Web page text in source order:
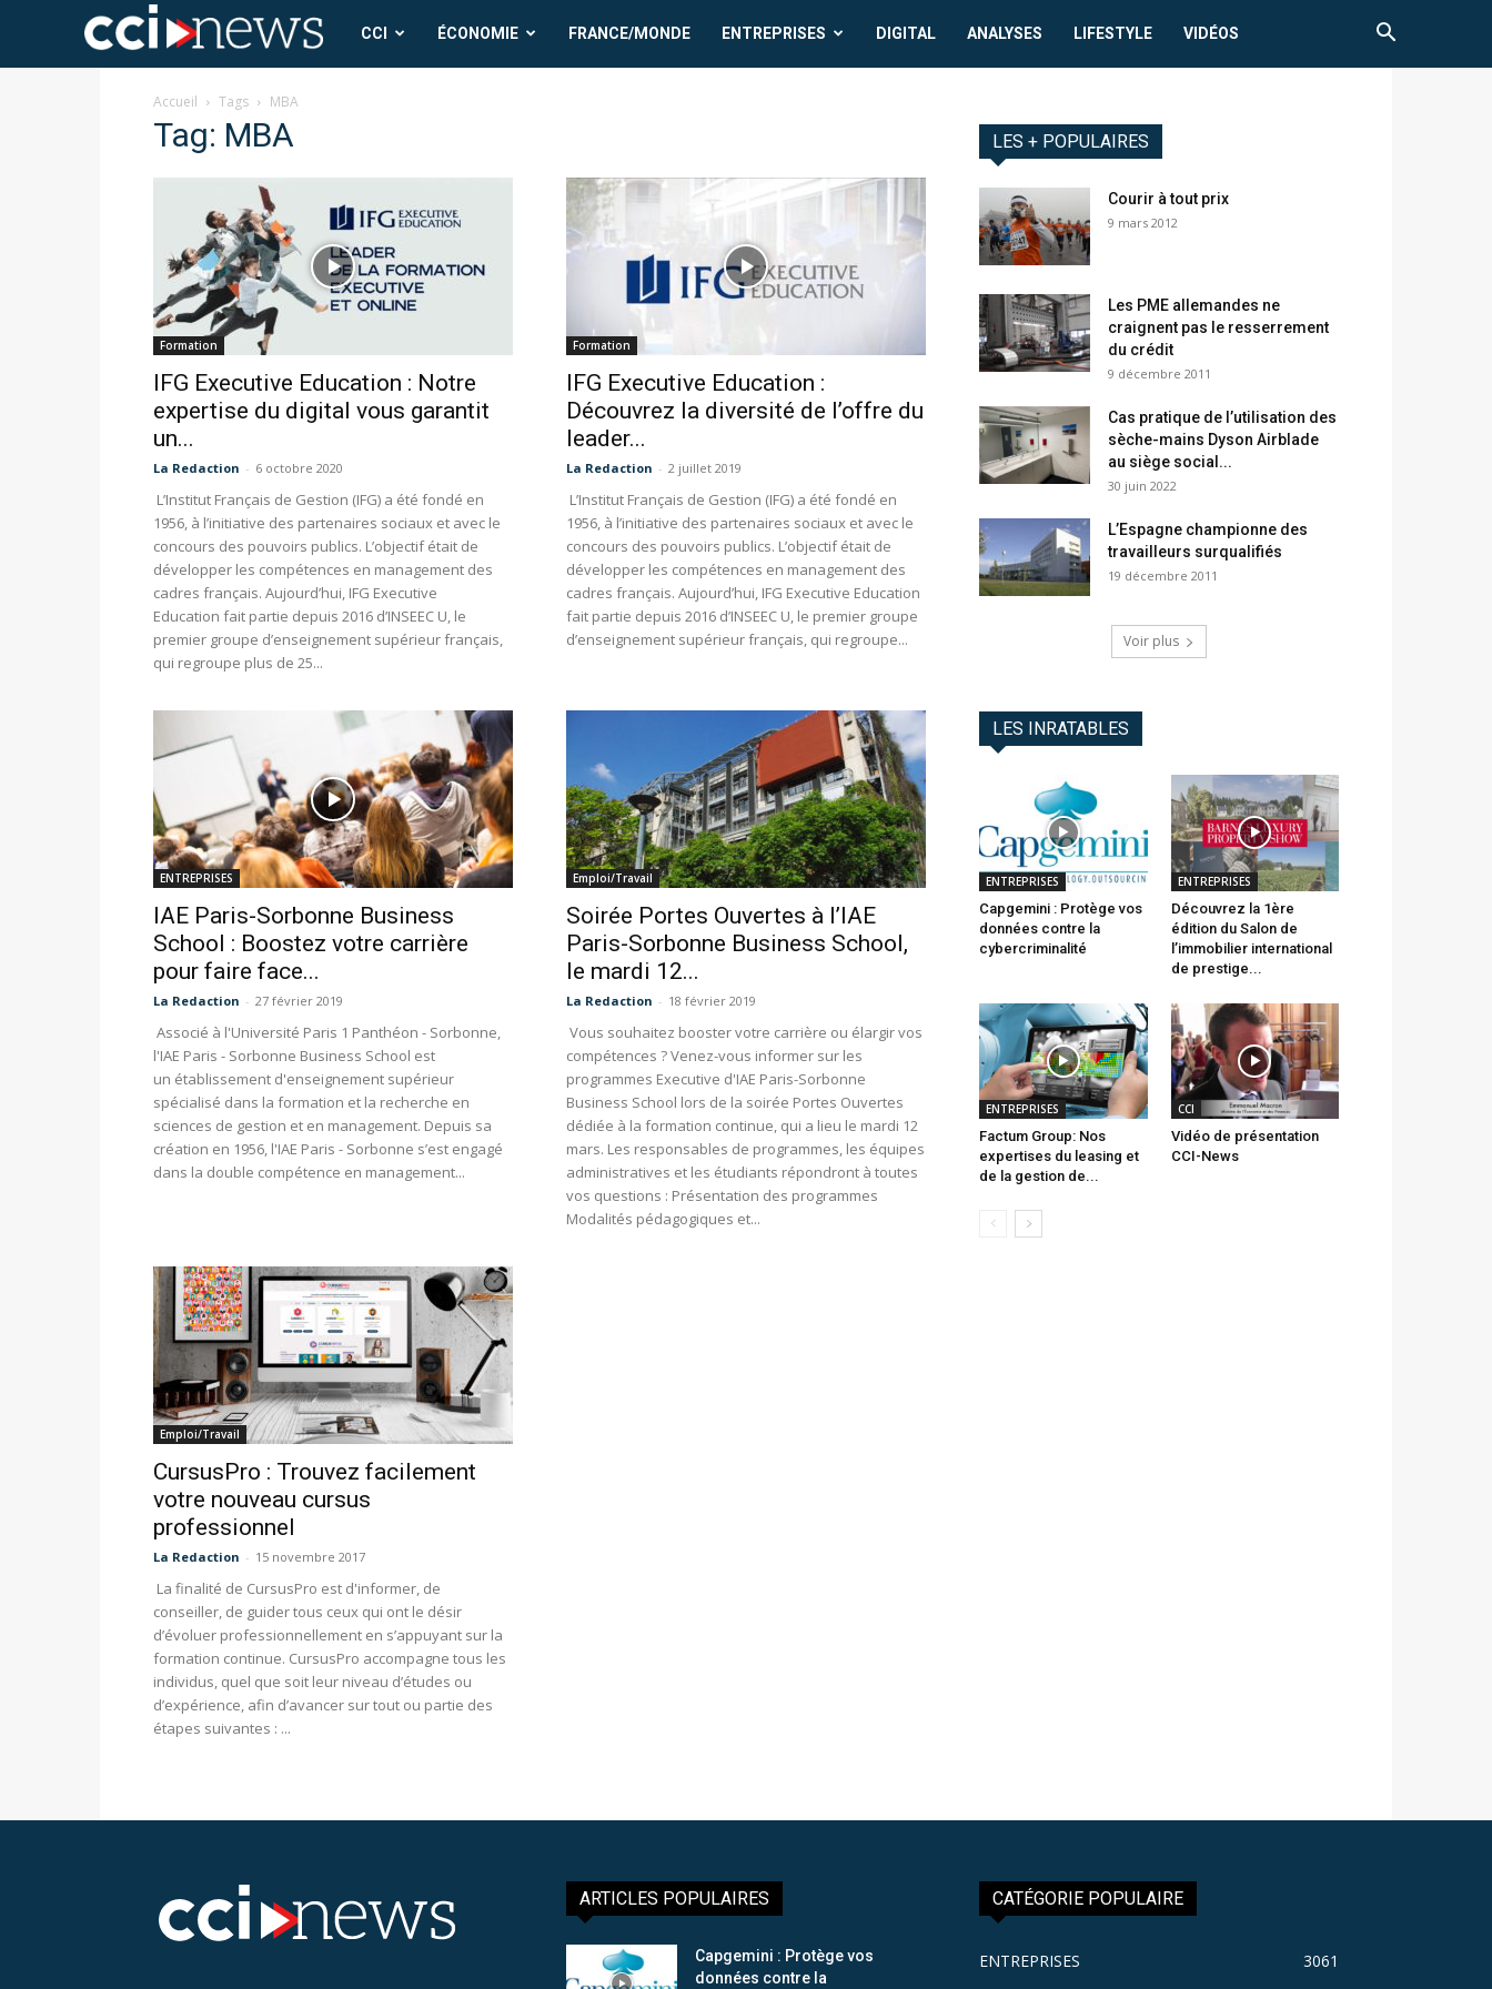
CCICCI ÉCONOMIE FRANCE/MONDE ENTREPRISES DIGITAL ANALYSES LIFESTYLE VIDÉOS
Accueil Tags MBA
Tag: MBA
Formation
IFG Executive Education : Notre
expertise du digital vous garantit
un...
La Redaction - 6 octobre 2020
L’Institut Français de Gestion (IFG) a été fondé en
1956, à l’initiative des partenaires sociaux et avec le
concours des pouvoirs publics. L’objectif était de
développer les compétences en management des
cadres français. Aujourd’hui, IFG Executive
Education fait partie depuis 2016 d’INSEEC U, le
premier groupe d’enseignement supérieur français,
qui regroupe plus de 25...
Formation
IFG Executive Education :
Découvrez la diversité de l’offre du
leader...
La Redaction - 2 juillet 2019
L’Institut Français de Gestion (IFG) a été fondé en
1956, à l’initiative des partenaires sociaux et avec le
concours des pouvoirs publics. L’objectif était de
développer les compétences en management des
cadres français. Aujourd’hui, IFG Executive Education
fait partie depuis 2016 d’INSEEC U, le premier groupe
d’enseignement supérieur français, qui regroupe...
ENTREPRISES
IAE Paris-Sorbonne Business
School : Boostez votre carrière
pour faire face...
La Redaction - 27 février 2019
Associé à l'Université Paris 1 Panthéon - Sorbonne,
l'IAE Paris - Sorbonne Business School est
un établissement d'enseignement supérieur
spécialisé dans la formation et la recherche en
sciences de gestion et en management. Depuis sa
création en 1956, l'IAE Paris - Sorbonne s’est engagé
dans la double compétence en management...
Emploi/Travail
Soirée Portes Ouvertes à l’IAE
Paris-Sorbonne Business School,
le mardi 12...
La Redaction - 18 février 2019
Vous souhaitez booster votre carrière ou élargir vos
compétences ? Venez-vous informer sur les
programmes Executive d'IAE Paris-Sorbonne
Business School lors de la soirée Portes Ouvertes
dédiée à la formation continue, qui a lieu le mardi 12
mars. Les responsables de programmes, les équipes
administratives et les étudiants répondront à toutes
vos questions : Présentation des programmes
Modalités pédagogiques et...
Emploi/Travail
CursusPro : Trouvez facilement
votre nouveau cursus
professionnel
La Redaction - 15 novembre 2017
La finalité de CursusPro est d'informer, de
conseiller, de guider tous ceux qui ont le désir
d’évoluer professionnellement en s’appuyant sur la
formation continue. CursusPro accompagne tous les
individus, quel que soit leur niveau d’études ou
d’expérience, afin d’avancer sur tout ou partie des
étapes suivantes : ...
LES + POPULAIRES
Courir à tout prix
9 mars 2012
Les PME allemandes ne
craignent pas le resserrement
du crédit
9 décembre 2011
Cas pratique de l’utilisation des
sèche-mains Dyson Airblade
au siège social...
30 juin 2022
L’Espagne championne des
travailleurs surqualifiés
19 décembre 2011
Voir plus
LES INRATABLES
ENTREPRISES
Capgemini : Protège vos
données contre la
cybercriminalité
ENTREPRISES
Découvrez la 1ère
édition du Salon de
l’immobilier international
de prestige...
ENTREPRISES
Factum Group: Nos
expertises du leasing et
de la gestion de...
CCI
Vidéo de présentation
CCI-News
ARTICLES POPULAIRES
Capgemini : Protège vos
données contre la
CATÉGORIE POPULAIRE
ENTREPRISES
3061